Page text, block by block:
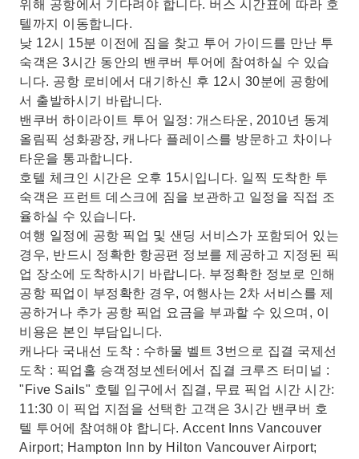
위해 공항에서 기다려야 합니다. 버스 시간표에 따라 호
텔까지 이동합니다.
낮 12시 15분 이전에 짐을 찾고 투어 가이드를 만난 투
숙객은 3시간 동안의 밴쿠버 투어에 참여하실 수 있습
니다. 공항 로비에서 대기하신 후 12시 30분에 공항에
서 출발하시기 바랍니다.
밴쿠버 하이라이트 투어 일정: 개스타운, 2010년 동계
올림픽 성화광장, 캐나다 플레이스를 방문하고 차이나
타운을 통과합니다.
호텔 체크인 시간은 오후 15시입니다. 일찍 도착한 투
숙객은 프런트 데스크에 짐을 보관하고 일정을 직접 조
율하실 수 있습니다.
여행 일정에 공항 픽업 및 샌딩 서비스가 포함되어 있는
경우, 반드시 정확한 항공편 정보를 제공하고 지정된 픽
업 장소에 도착하시기 바랍니다. 부정확한 정보로 인해
공항 픽업이 부정확한 경우, 여행사는 2차 서비스를 제
공하거나 추가 공항 픽업 요금을 부과할 수 있으며, 이
비용은 본인 부담입니다.
캐나다 국내선 도착 : 수하물 벨트 3번으로 집결 국제선
도착 : 픽업홀 승객정보센터에서 집결 크루즈 터미널 :
"Five Sails" 호텔 입구에서 집결, 무료 픽업 시간 시간:
11:30 이 픽업 지점을 선택한 고객은 3시간 밴쿠버 호
텔 투어에 참여해야 합니다. Accent Inns Vancouver
Airport; Hampton Inn by Hilton Vancouver Airport;